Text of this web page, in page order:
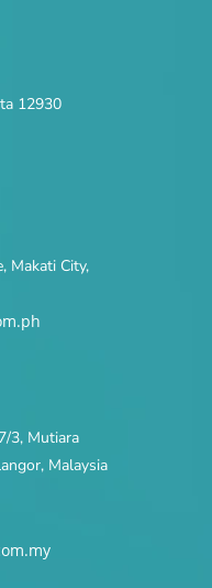
12930
Makati City,
3, Mutiara
Malaysia